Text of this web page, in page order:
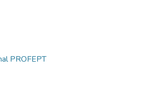
PROFEPT